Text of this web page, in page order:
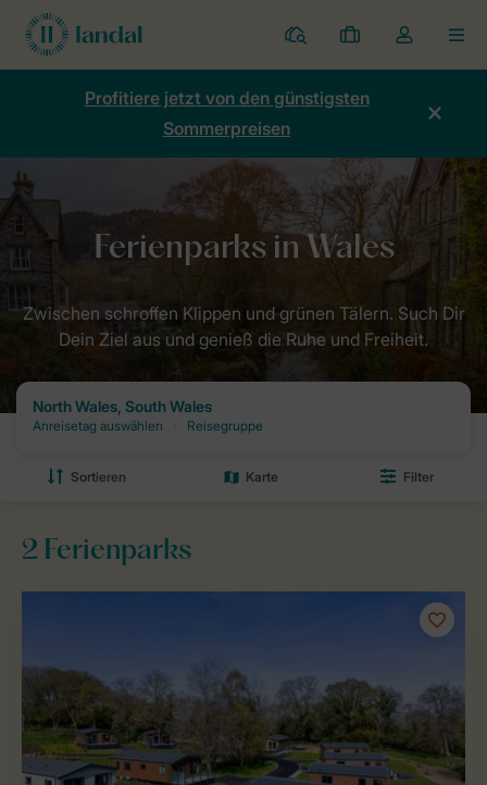
Ferienparks
Meine
Buchungen
Dropdown-
Menü
Kontos
Profitiere jetzt von den günstigsten
Sommerpreisen
Destinationen: Dein Urlaubsziel mit Landal Vereinigtes